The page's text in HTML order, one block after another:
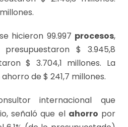
hicieron 99.997 procesos,
$ 3.945,8
$ 3.704,1 millones. La
de $ 241,7 millones.
internacional que
señaló que el ahorro por